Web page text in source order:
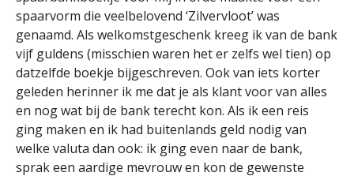
spaarvorm die veelbelovend ‘Zilvervloot’ was
genaamd. Als welkomstgeschenk kreeg ik van de bank
vijf guldens (misschien waren het er zelfs wel tien) op
datzelfde boekje bijgeschreven. Ook van iets korter
geleden herinner ik me dat je als klant voor van alles
en nog wat bij de bank terecht kon. Als ik een reis
ging maken en ik had buitenlands geld nodig van
welke valuta dan ook: ik ging even naar de bank,
sprak een aardige mevrouw en kon de gewenste